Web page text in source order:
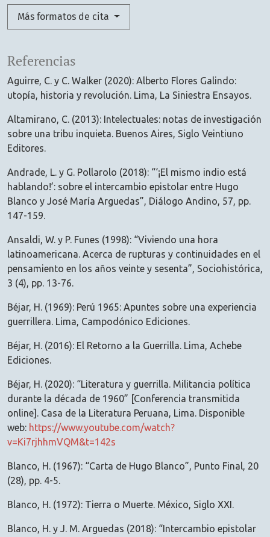
Más formatos de cita
Referencias
Aguirre, C. y C. Walker (2020): Alberto Flores Galindo:
utopía, historia y revolución. Lima, La Siniestra Ensayos.
Altamirano, C. (2013): Intelectuales: notas de investigación
sobre una tribu inquieta. Buenos Aires, Siglo Veintiuno
Editores.
Andrade, L. y G. Pollarolo (2018): “‘¡El mismo indio está
hablando!’: sobre el intercambio epistolar entre Hugo
Blanco y José María Arguedas”, Diálogo Andino, 57, pp.
147-159.
Ansaldi, W. y P. Funes (1998): “Viviendo una hora
latinoamericana. Acerca de rupturas y continuidades en el
pensamiento en los años veinte y sesenta”, Sociohistórica,
3 (4), pp. 13-76.
Béjar, H. (1969): Perú 1965: Apuntes sobre una experiencia
guerrillera. Lima, Campodónico Ediciones.
Béjar, H. (2016): El Retorno a la Guerrilla. Lima, Achebe
Ediciones.
Béjar, H. (2020): “Literatura y guerrilla. Militancia política
durante la década de 1960” [Conferencia transmitida
online]. Casa de la Literatura Peruana, Lima. Disponible
web: https://www.youtube.com/watch?
v=Ki7rjhhmVQM&t=142s
Blanco, H. (1967): “Carta de Hugo Blanco”, Punto Final, 20
(28), pp. 4-5.
Blanco, H. (1972): Tierra o Muerte. México, Siglo XXI.
Blanco, H. y J. M. Arguedas (2018): “Intercambio epistolar